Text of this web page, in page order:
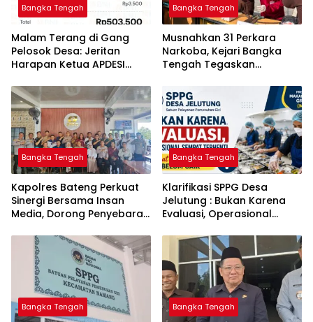
Bangka Tengah
Malam Terang di Gang
Pelosok Desa: Jeritan
Harapan Ketua APDESI
Babel
Bangka Tengah
Musnahkan 31 Perkara
Narkoba, Kejari Bangka
Tengah Tegaskan
Kejahatan Hingga Tuntas
Bangka Tengah
‎Kapolres Bateng Perkuat
Sinergi Bersama Insan
Media, Dorong Penyebaran
Layanan Polri 110
Bangka Tengah
‎Klarifikasi SPPG Desa
Jelutung : Bukan Karena
Evaluasi, Operasional
Dana Banper Belum Cair
Bangka Tengah Bangka Tengah